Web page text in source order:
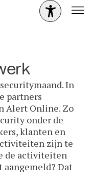
In
partners
Alert Online. Zo
onder de
klanten en
zijn te
de activiteiten
Dat